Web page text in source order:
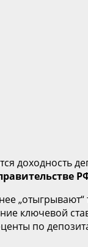
доходность
ключевой
по